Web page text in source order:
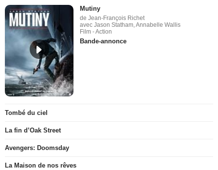
Mutiny
de Jean-François Richet
avec Jason Statham, Annabelle Wallis
Film - Action
Bande-annonce
Tombé du ciel
La fin d’Oak Street
Avengers: Doomsday
La Maison de nos rêves